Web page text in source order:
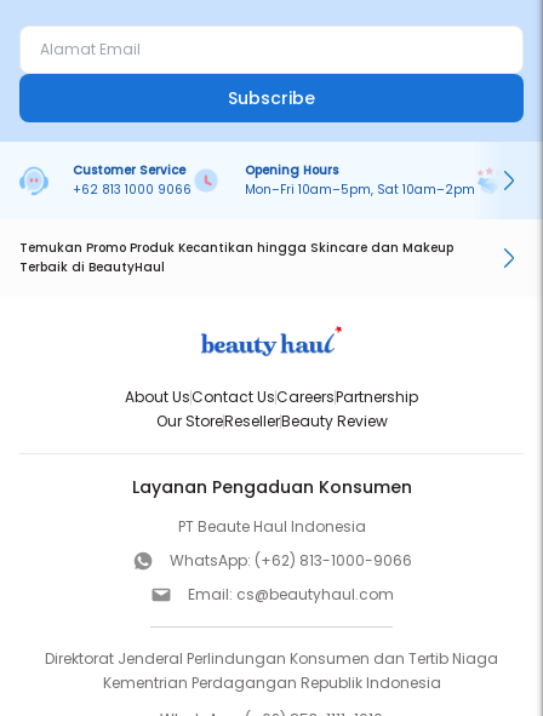
Subscribe
Customer Service
+62 813 1000 9066
Opening Hours
Mon–Fri 10am–5pm, Sat 10am–2pm
Temukan Promo Produk Kecantikan hingga Skincare dan Makeup
Terbaik di BeautyHaul
About UsContact UsCareersPartnership
Our StoreResellerBeauty Review
Layanan Pengaduan Konsumen
PT Beaute Haul Indonesia
WhatsApp: (+62) 813-1000-9066
Email: cs@beautyhaul.com
Direktorat Jenderal Perlindungan Konsumen dan Tertib Niaga
Kementrian Perdagangan Republik Indonesia